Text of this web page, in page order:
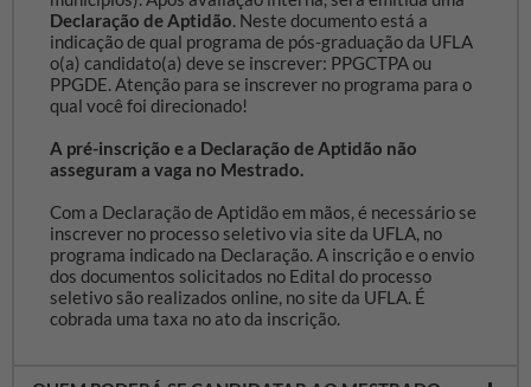
Declaração de Aptidão. Neste documento está a
indicação de qual programa de pós-graduação da UFLA
o(a) candidato(a) deve se inscrever: PPGCTPA ou
PPGDE. Atenção para se inscrever no programa para o
qual você foi direcionado!
A pré-inscrição e a Declaração de Aptidão não
asseguram a vaga no Mestrado.
Com a Declaração de Aptidão em mãos, é necessário se
inscrever no processo seletivo via site da UFLA, no
programa indicado na Declaração. A inscrição e o envio
dos documentos solicitados no Edital do processo
seletivo são realizados online, no site da UFLA. É
cobrada uma taxa no ato da inscrição.